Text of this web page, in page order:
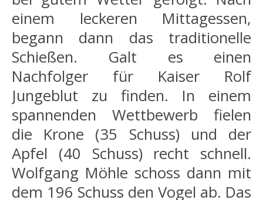
einem leckeren Mittagessen,
begann dann das traditionelle
Schießen. Galt es einen
Nachfolger für Kaiser Rolf
Jungeblut zu finden. In einem
spannenden Wettbewerb fielen
die Krone (35 Schuss) und der
Apfel (40 Schuss) recht schnell.
Wolfgang Möhle schoss dann mit
dem 196 Schuss den Vogel ab. Das